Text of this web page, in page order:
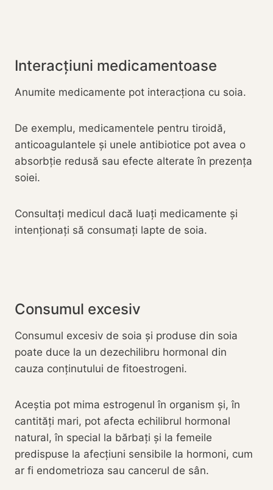
Interacțiuni medicamentoase
Anumite medicamente pot interacționa cu soia.
De exemplu, medicamentele pentru tiroidă,
anticoagulantele și unele antibiotice pot avea o
absorbție redusă sau efecte alterate în prezența
soiei.
Consultați medicul dacă luați medicamente și
intenționați să consumați lapte de soia.
Consumul excesiv
Consumul excesiv de soia și produse din soia
poate duce la un dezechilibru hormonal din
cauza conținutului de fitoestrogeni.
Aceștia pot mima estrogenul în organism și, în
cantități mari, pot afecta echilibrul hormonal
natural, în special la bărbați și la femeile
predispuse la afecțiuni sensibile la hormoni, cum
ar fi endometrioza sau cancerul de sân.